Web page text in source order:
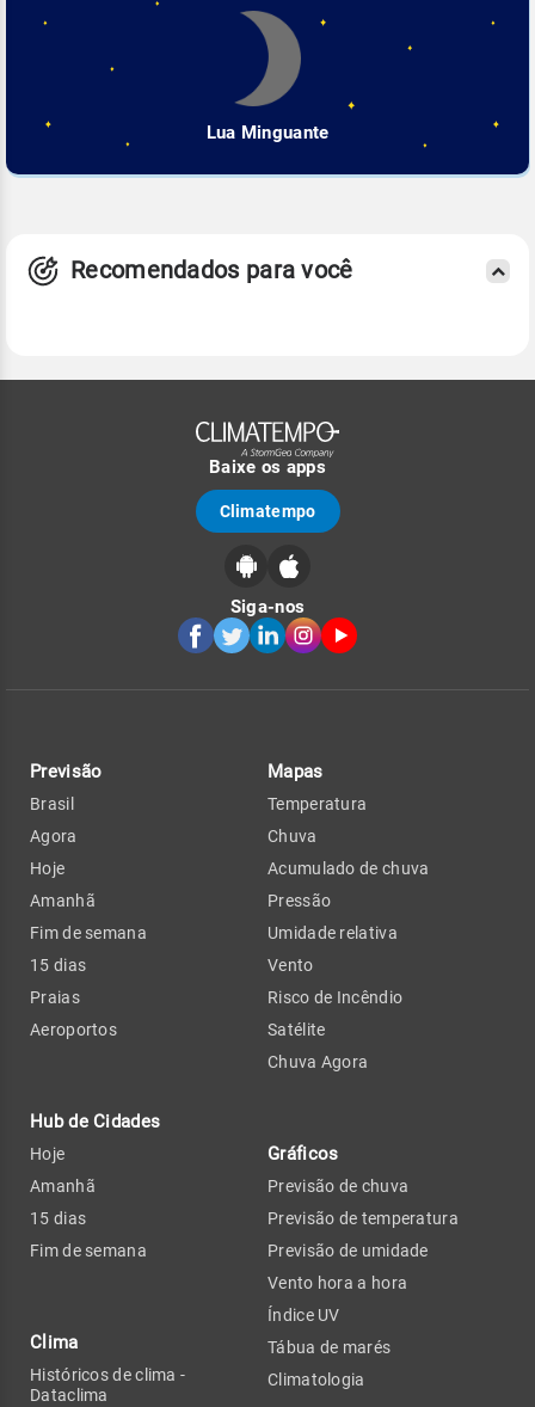
Lua Minguante
Recomendados para você
Baixe os apps
Climatempo
Siga-nos
Previsão
Brasil
Agora
Hoje
Amanhã
Fim de semana
15 dias
Praias
Aeroportos
Hub de Cidades
Hoje
Amanhã
15 dias
Fim de semana
Clima
Históricos de clima -
Dataclima
Mapas
Temperatura
Chuva
Acumulado de chuva
Pressão
Umidade relativa
Vento
Risco de Incêndio
Satélite
Chuva Agora
Gráficos
Previsão de chuva
Previsão de temperatura
Previsão de umidade
Vento hora a hora
Índice UV
Tábua de marés
Climatologia